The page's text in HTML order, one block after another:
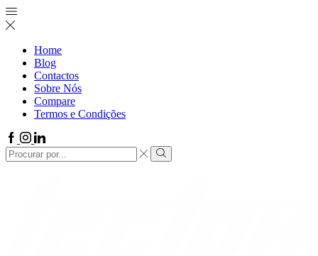
Home
Blog
Contactos
Sobre Nós
Compare
Termos e Condições